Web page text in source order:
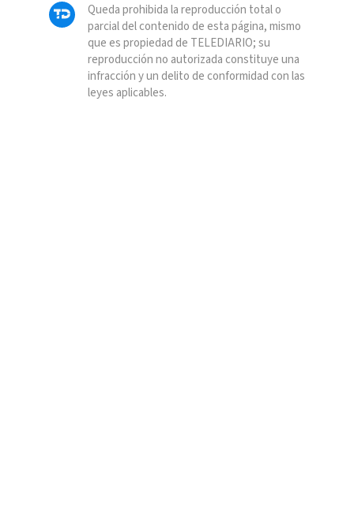
Queda prohibida la reproducción total o
parcial del contenido de esta página, mismo
que es propiedad de TELEDIARIO; su
reproducción no autorizada constituye una
infracción y un delito de conformidad con las
leyes aplicables.